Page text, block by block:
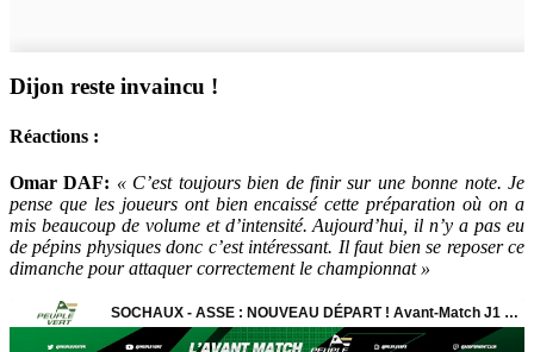
Dijon reste invaincu !
Réactions :
Omar DAF: « C’est toujours bien de finir sur une bonne note. Je
pense que les joueurs ont bien encaissé cette préparation où on a
mis beaucoup de volume et d’intensité. Aujourd’hui, il n’y a pas eu
de pépins physiques donc c’est intéressant. Il faut bien se reposer ce
dimanche pour attaquer correctement le championnat »